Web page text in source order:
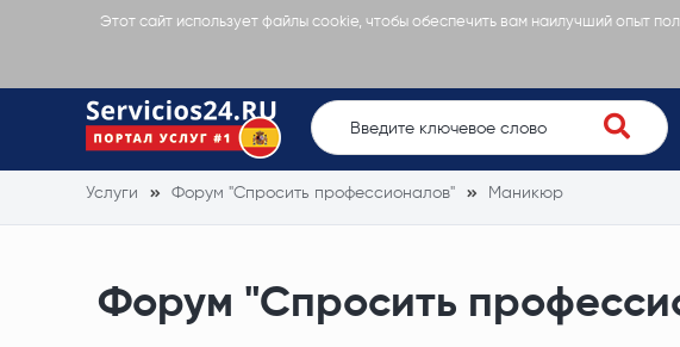
Этот сайт использует файлы cookie, чтобы обеспечить вам наилучший опыт
Услуги Форум "Спросить профессионалов" Маникюр
Форум "Спросить